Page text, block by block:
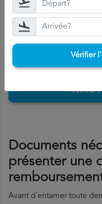
Si vous acceptez
dans les 15 jours.
Vérifier
Documents
présenter une
Avant d'entamer toute
Vérifier